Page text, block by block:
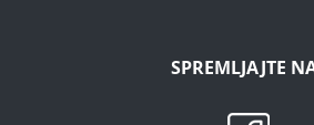
SPREMLJAJTE